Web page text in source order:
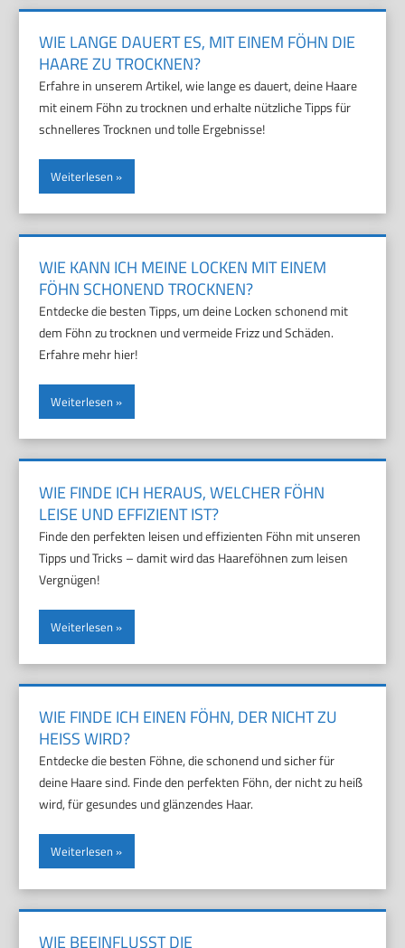
WIE LANGE DAUERT ES, MIT EINEM FÖHN DIE
HAARE ZU TROCKNEN?
Erfahre in unserem Artikel, wie lange es dauert, deine Haare
mit einem Föhn zu trocknen und erhalte nützliche Tipps für
schnelleres Trocknen und tolle Ergebnisse!
Weiterlesen
WIE KANN ICH MEINE LOCKEN MIT EINEM
FÖHN SCHONEND TROCKNEN?
Entdecke die besten Tipps, um deine Locken schonend mit
dem Föhn zu trocknen und vermeide Frizz und Schäden.
Erfahre mehr hier!
Weiterlesen
WIE FINDE ICH HERAUS, WELCHER FÖHN
LEISE UND EFFIZIENT IST?
Finde den perfekten leisen und effizienten Föhn mit unseren
Tipps und Tricks – damit wird das Haareföhnen zum leisen
Vergnügen!
Weiterlesen
WIE FINDE ICH EINEN FÖHN, DER NICHT ZU
HEISS WIRD?
Entdecke die besten Föhne, die schonend und sicher für
deine Haare sind. Finde den perfekten Föhn, der nicht zu heiß
wird, für gesundes und glänzendes Haar.
Weiterlesen
WIE BEEINFLUSST DIE